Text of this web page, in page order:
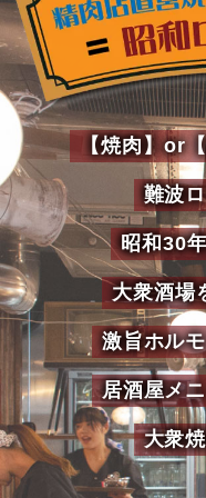
【焼肉】or
難波
昭和30
大衆酒場
激旨ホル
居酒屋メ
大衆